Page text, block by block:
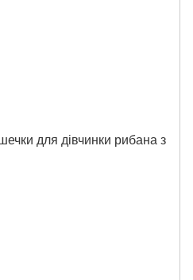
для дівчинки рибана з